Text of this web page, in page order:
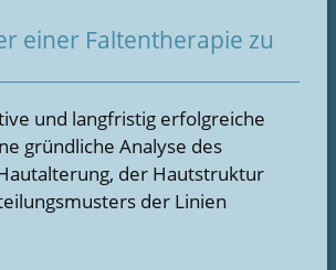
einer Faltentherapie zu
und langfristig erfolgreiche
gründliche Analyse des
der Hautstruktur
der Linien